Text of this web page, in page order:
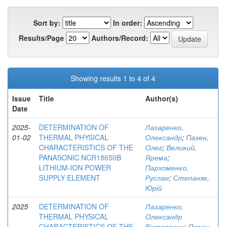
Sort by:
In order:
Results/Page
Authors/Record:
Showing results 1 to 4 of 4
Issue
Date
Title Author(s)
2025-
01-02
DETERMINATION OF
THERMAL PHYSICAL
CHARACTERISTICS OF THE
PANASONIC NCR18650B
LITHIUM-ION POWER
SUPPLY ELEMENT
Лазаренко,
Олександр; Пазен,
Олег; Великий,
Ярема;
Пархоменко,
Руслан; Степаняк,
Юрій
2025
DETERMINATION OF
THERMAL PHYSICAL
Лазаренко,
Олександр